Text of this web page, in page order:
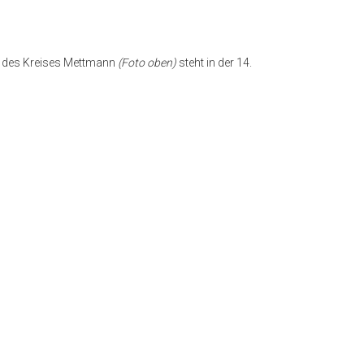
des Kreises Mettmann (Foto oben) steht in der 14.